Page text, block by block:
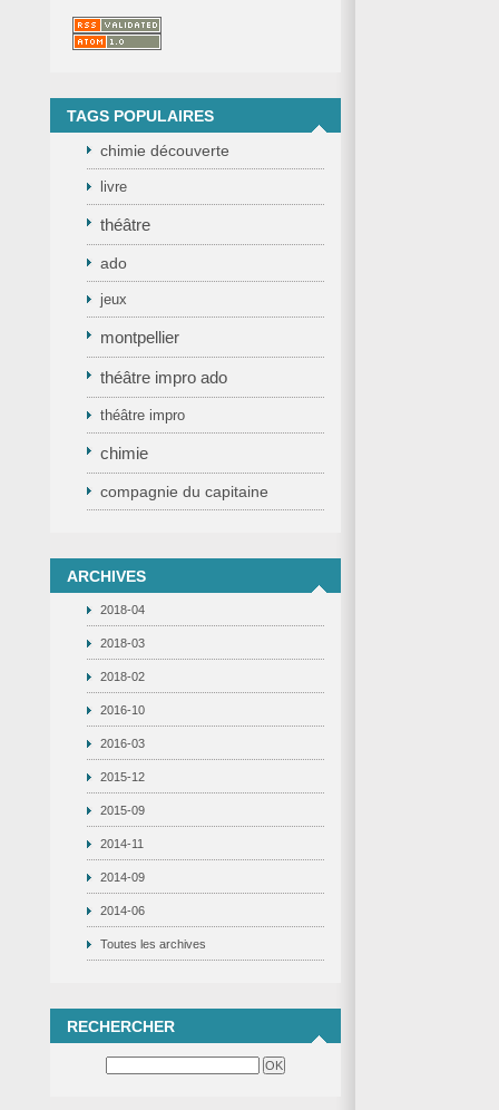
TAGS POPULAIRES
chimie découverte
livre
théâtre
ado
jeux
montpellier
théâtre impro ado
théâtre impro
chimie
compagnie du capitaine
ARCHIVES
2018-04
2018-03
2018-02
2016-10
2016-03
2015-12
2015-09
2014-11
2014-09
2014-06
Toutes les archives
RECHERCHER